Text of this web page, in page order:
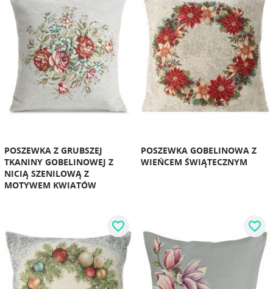
POSZEWKA Z GRUBSZEJ
TKANINY GOBELINOWEJ Z
NICIĄ SZENILOWĄ Z
MOTYWEM KWIATÓW
POSZEWKA GOBELINOWA Z
WIEŃCEM ŚWIĄTECZNYM
favorite_border favorite_border